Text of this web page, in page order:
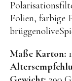
Folien, farbige
Maße Karton: